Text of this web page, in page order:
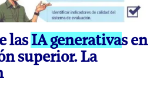
lasIA generativas en
superior. La